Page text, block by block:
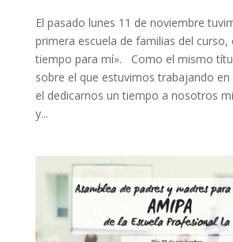
El pasado lunes 11 de noviembre
primera escuela de familias del curso,
tiempo para mí». Como el mismo
sobre el que estuvimos trabajando
el dedicarnos un tiempo a nosotros
y...